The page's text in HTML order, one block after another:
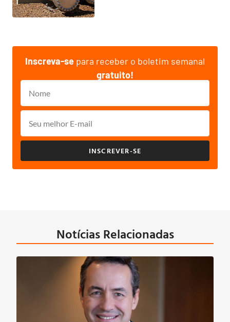
Inscreva-se para receber o boletim semanal
gratuito!
INSCREVER-SE
Notícias Relacionadas